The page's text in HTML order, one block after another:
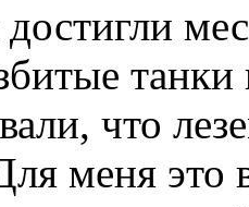
что
меня это